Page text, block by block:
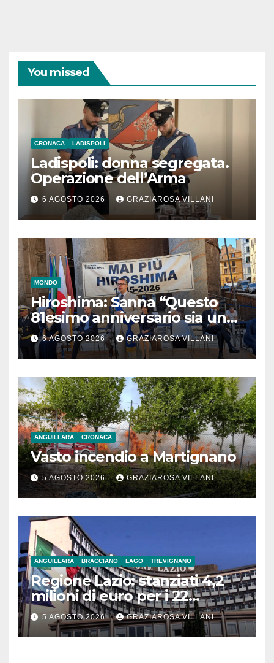
You missed
CRONACA LADISPOLI
Ladispoli: donna segregata.
Operazione dell’Arma
6 AGOSTO 2026 GRAZIAROSA VILLANI
MONDO
Hiroshima: Sanna “Questo
81esimo anniversario sia un
monito per tutti”
6 AGOSTO 2026 GRAZIAROSA VILLANI
ANGUILLARA CRONACA
Vasto incendio a Martignano
5 AGOSTO 2026 GRAZIAROSA VILLANI
ANGUILLARA BRACCIANO LAGO TREVIGNANO
Regione Lazio: stanziati 4,2
milioni di euro per i 22
Comuni dell’Etruria
Meridionale
5 AGOSTO 2026 GRAZIAROSA VILLANI